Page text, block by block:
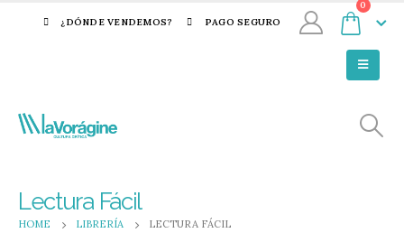
¿DÓNDE VENDEMOS? PAGO SEGURO
0
Lectura Fácil
HOME LIBRERÍA LECTURA FÁCIL